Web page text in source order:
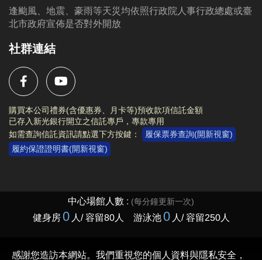
逢颱風、地震、豪雨等天災均依照行政院人事行政總處或臺
北市政府宣佈是否對外開放
社群連結
購買本公司禮券(含優惠券、月卡等)預收款項信託金額
已存入新光銀行開立之信託專戶，專款專用
如需查詢信託資訊請點選下方按鍵：
履保票券查詢(開新視窗)
履約保證證明書(開新視窗)